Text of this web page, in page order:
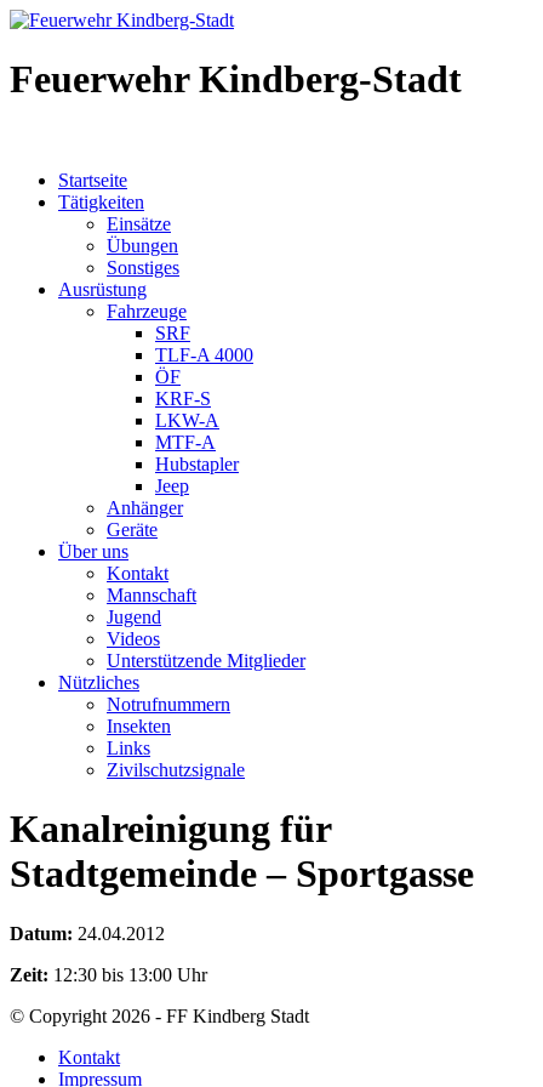
Feuerwehr Kindberg-Stadt
Startseite
Tätigkeiten
Einsätze
Übungen
Sonstiges
Ausrüstung
Fahrzeuge
SRF
TLF-A 4000
ÖF
KRF-S
LKW-A
MTF-A
Hubstapler
Jeep
Anhänger
Geräte
Über uns
Kontakt
Mannschaft
Jugend
Videos
Unterstützende Mitglieder
Nützliches
Notrufnummern
Insekten
Links
Zivilschutzsignale
Kanalreinigung für
Stadtgemeinde – Sportgasse
Datum: 24.04.2012
Zeit: 12:30 bis 13:00 Uhr
© Copyright 2026 - FF Kindberg Stadt
Kontakt
Impressum